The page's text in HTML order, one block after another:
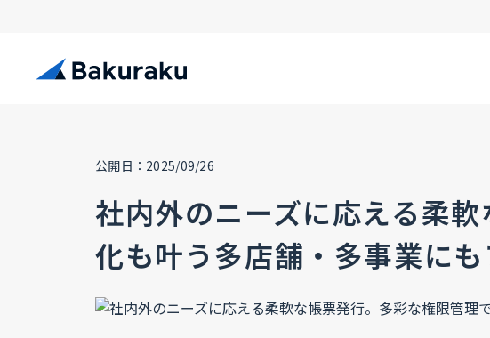
公開日：2025/09/26
社内外のニーズに応える柔
化も叶う多店舗・多事業に